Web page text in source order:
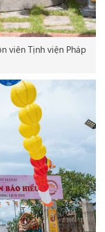
viên Tịnh viện Pháp